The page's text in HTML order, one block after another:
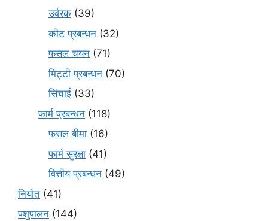
उर्वरक (39)
कीट प्रबन्धन (32)
फसल चयन (71)
मि‌ट्टी प्रबन्धन (70)
सिंचाई (33)
फार्म प्रबन्धन (118)
फसल बीमा (16)
फार्म सुरक्षा (41)
वित्तीय प्रबन्धन (49)
निर्यात (41)
पशुपालन (144)